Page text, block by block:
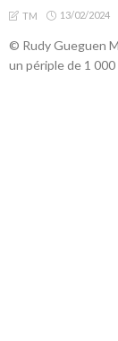
TM 13/02/2024
© Rudy Gueguen
un périple de 1 000